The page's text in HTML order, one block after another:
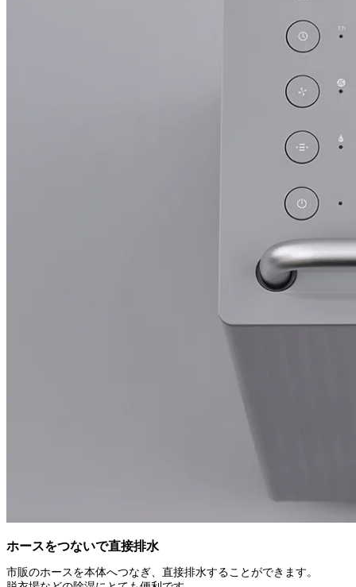
ホースをつないで直接排水
市販のホースを本体へつなぎ、直接排水することができます。